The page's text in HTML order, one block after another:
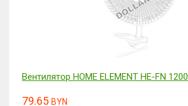
Вентилятор HOME ELEMENT HE-FN 1200
79.65 BYN